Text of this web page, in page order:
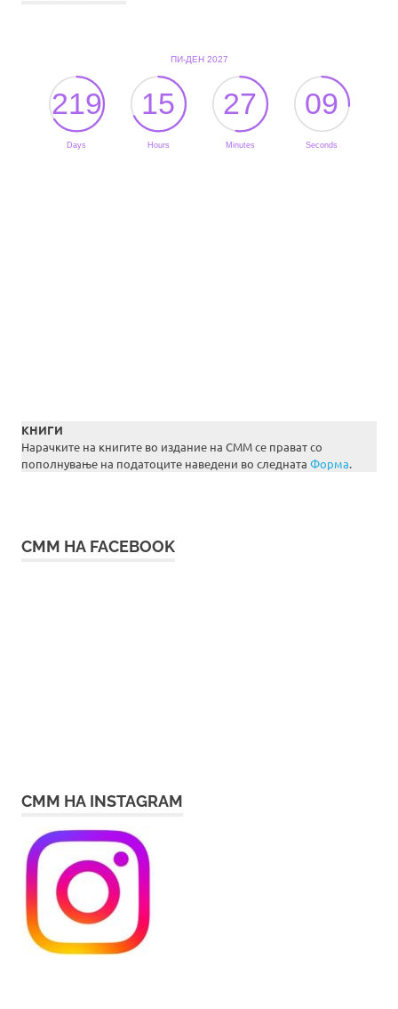
КНИГИ
Нарачките на книгите во издание на СММ се прават со
пополнување на податоците наведени во следната Форма.
СММ НА FACEBOOK
СММ НА INSTAGRAM